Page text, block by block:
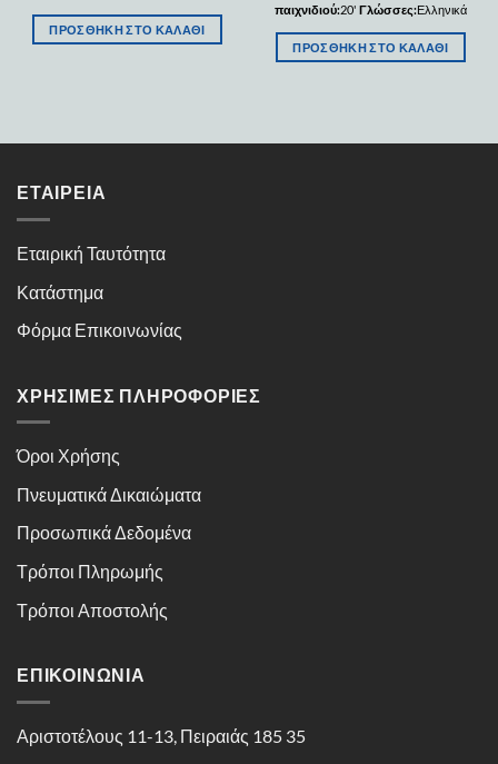
ΠΡΟΣΘΉΚΗ ΣΤΟ ΚΑΛΆΘΙ
παιχνιδιού:20' Γλώσσες:Ελληνικά
ΠΡΟΣΘΉΚΗ ΣΤΟ ΚΑΛΆΘΙ
ΕΤΑΙΡΕΊΑ
Εταιρική Ταυτότητα
Κατάστημα
Φόρμα Επικοινωνίας
ΧΡΉΣΙΜΕΣ ΠΛΗΡΟΦΟΡΊΕΣ
Όροι Χρήσης
Πνευματικά Δικαιώματα
Προσωπικά Δεδομένα
Τρόποι Πληρωμής
Τρόποι Αποστολής
ΕΠΙΚΟΙΝΩΝΊΑ
Αριστοτέλους 11-13, Πειραιάς 185 35